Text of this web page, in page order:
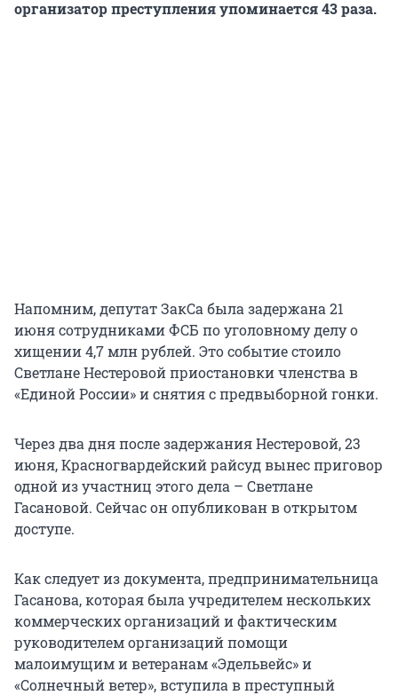
организатор преступления упоминается 43 раза.
Напомним, депутат ЗакСа была задержана 21
июня сотрудниками ФСБ по уголовному делу о
хищении 4,7 млн рублей. Это событие стоило
Светлане Нестеровой приостановки членства в
«Единой России» и снятия с предвыборной гонки.
Через два дня после задержания Нестеровой, 23
июня, Красногвардейский райсуд вынес приговор
одной из участниц этого дела – Светлане
Гасановой. Сейчас он опубликован в открытом
доступе.
Как следует из документа, предпринимательница
Гасанова, которая была учредителем нескольких
коммерческих организаций и фактическим
руководителем организаций помощи
малоимущим и ветеранам «Эдельвейс» и
«Солнечный ветер», вступила в преступный